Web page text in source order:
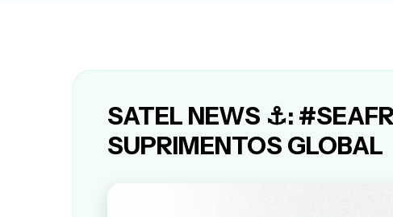
SATEL NEWS ⚓:
SUPRIMENTOS GLOBAL